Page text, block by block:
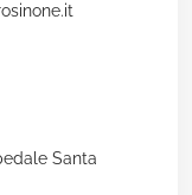
Santa